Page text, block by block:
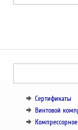
Сертификаты
Винтовой